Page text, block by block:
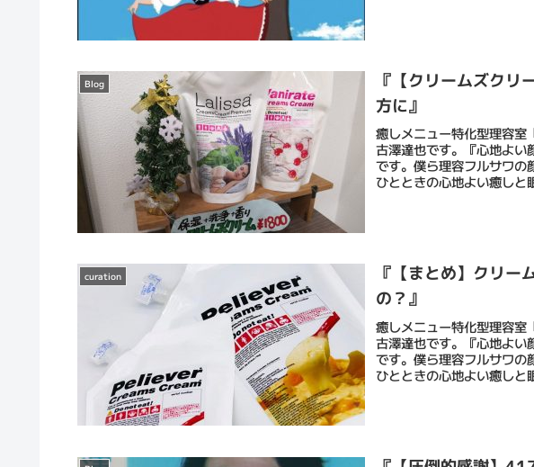
Blog
『【クリームズクリ
方に』
癒しメニュー特化型理容
古澤達也です。『心地よ
です。僕ら理容フルサワの
ひとときの心地よい癒しと
curation
『【まとめ】クリー
の？』
癒しメニュー特化型理容
古澤達也です。『心地よ
です。僕ら理容フルサワの
ひとときの心地よい癒しと